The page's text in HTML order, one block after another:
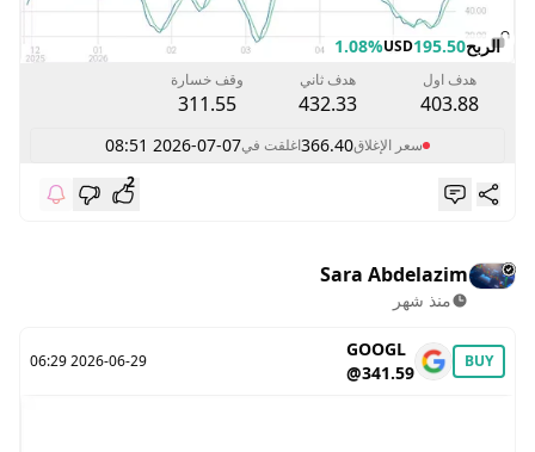
الربح195.50
USD
1.08%
هدف اول
403.88
هدف ثاني
432.33
وقف خسارة
311.55
سعر الإغلاق366.40اغلقت في2026-07-07 08:51
2
Sara Abdelazim
منذ شهر
BUY
GOOGL
@341.59
2026-06-29 06:29